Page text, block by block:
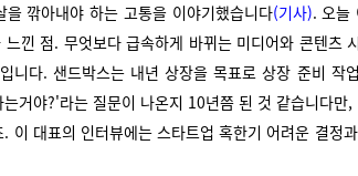
깎아내야 하는 고통을 이야기했습니다(기사).오늘
낀 점. 무엇보다 급속하게 바뀌는 미디어와 콘텐츠
니다. 샌드박스는 내년 상장을 목표로 상장 준비 작
거야?'라는 질문이 나온지 10년쯤 된 것 같습니다만
. 이 대표의 인터뷰에는 스타트업 혹한기 어려운 결정